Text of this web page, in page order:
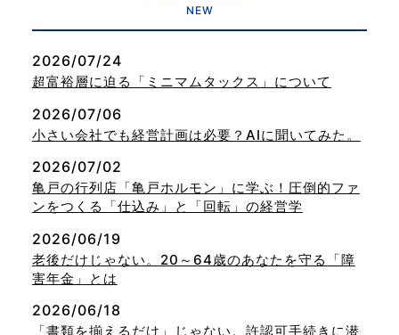
NEW
2026/07/24
超富裕層に迫る「ミニマムタックス」について
2026/07/06
小さい会社でも経営計画は必要？AIに聞いてみた。
2026/07/02
亀戸の行列店「亀戸ホルモン」に学ぶ！圧倒的ファ
ンをつくる「仕込み」と「回転」の経営学
2026/06/19
老後だけじゃない。20～64歳のあなたを守る「障
害年金」とは
2026/06/18
「書類を揃えるだけ」じゃない。許認可手続きに潜